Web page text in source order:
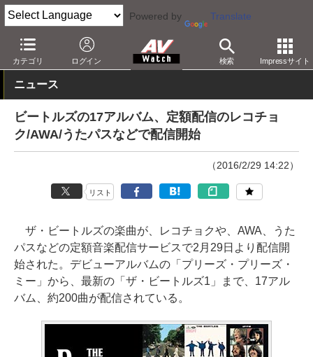
Powered by Translate
カテゴリ ログイン 検索 Impressサイト
AV Watch コンテンツ・サービス 音楽配信
ニュース
ビートルズの17アルバム、定額配信のレコチョ
ク/AWA/うたパスなどで配信開始
（2016/2/29 14:22）
リスト
ザ・ビートルズの楽曲が、レコチョクや、AWA、うた
パスなどの定額音楽配信サービスで2月29日より配信開
始された。デビューアルバムの「プリーズ・プリーズ・
ミー」から、最新の「ザ・ビートルズ1」まで、17アル
バム、約200曲が配信されている。